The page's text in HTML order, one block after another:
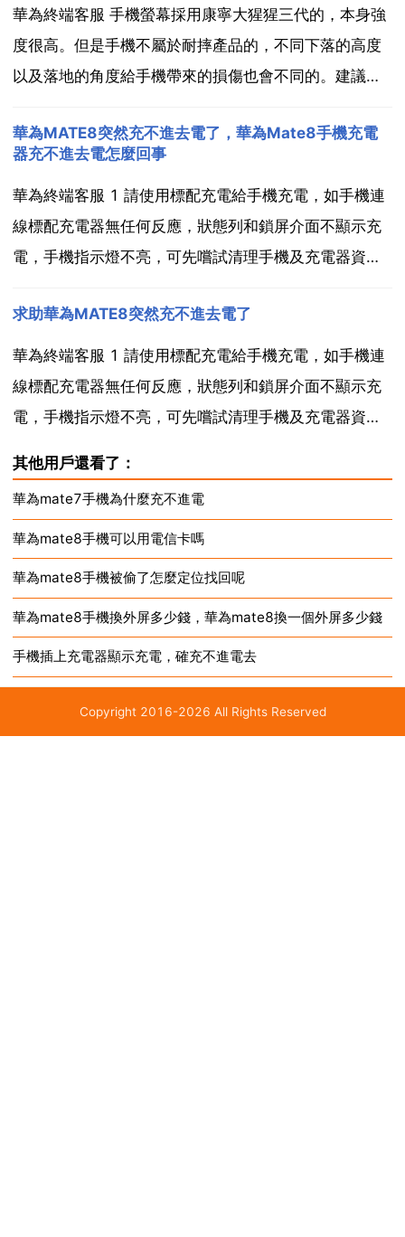
華為終端客服 手機螢幕採用康寧大猩猩三代的，本身強
度很高。但是手機不屬於耐摔產品的，不同下落的高度
以及落地的角度給手機帶來的損傷也會不同的。建議可
中儘量避免手機滑落的。由於手機採用的是一體化設
殼等 的...
華為MATE8突然充不進去電了，華為Mate8手機充電
器充不進去電怎麼回事
華為終端客服 1 請使用標配充電給手機充電，如手機連
線標配充電器無任何反應，狀態列和鎖屏介面不顯示充
電，手機指示燈不亮，可先嚐試清理手機及充電器資料
充電。2 手機有長時間未使用，或低電量關機後未及時
給手機充電的情況，則可能是出現電池饋電的情況，建
議連線...
求助華為MATE8突然充不進去電了
華為終端客服 1 請使用標配充電給手機充電，如手機連
線標配充電器無任何反應，狀態列和鎖屏介面不顯示充
電，手機指示燈不亮，可先嚐試清理手機及充電器資料
充電。2 手機有長時間未使用，或低電量關機後未及時
給手機充電的情況，則可能是出現電池饋電的情況，建
議連線...
其他用戶還看了：
華為mate7手機為什麼充不進電
華為mate8手機可以用電信卡嗎
華為mate8手機被偷了怎麼定位找回呢
華為mate8手機換外屏多少錢，華為mate8換一個外屏多少錢
手機插上充電器顯示充電，確充不進電去
Copyright 2016-2026 All Rights Reserved